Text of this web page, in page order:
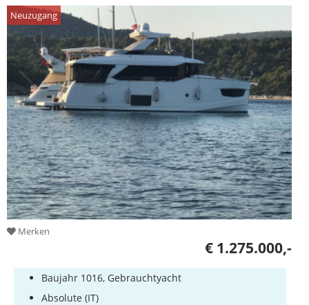
Neuzugang
Merken
€ 1.275.000,-
Baujahr 1016, Gebrauchtyacht
Absolute (IT)